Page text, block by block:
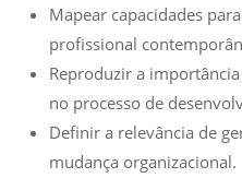
Mapear capacidades
profissional
Reproduzir a
no processo de
Definir a relevância de
mudança organizacional.